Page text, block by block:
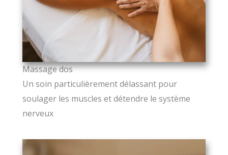
Massage dos
Un soin particulièrement délassant pour
soulager les muscles et détendre le système
nerveux